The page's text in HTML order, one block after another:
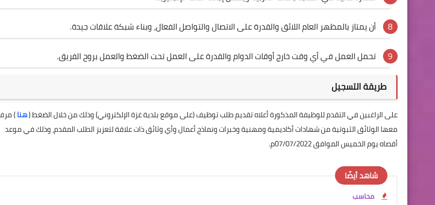
أن يمتاز بالمظهر العام اللائق والقدرة على الاتصال والتواصل الفعال، وبناء شبكة علاقات جيدة.
تحمل العمل في أي وقت خارج أوقات الدوام والقدرة على العمل تحت الضغط والعمل بروح الفريق.
طريقة التسجيل
على الراغبين في التقدم للوظيفة المذكورة أعلاه تقديم طلب توظيف (على موقع بلدية غزة الإلكتروني) وذلك من خلال الضغط (هنا)
معها الوثائق الثبوتية من شهادات أكاديمية ومهنية وخبرات ونماذج أعمال وأي وثائق ذات علاقة لتعزيز الطلب المقدم، وذلك في موعد
أقصاه يوم الخميس الموافق 07/07/2022م.
شاهد أيضًا
محاسب